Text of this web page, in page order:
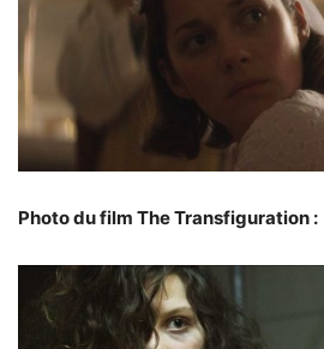
Photo du film The Transfiguration :